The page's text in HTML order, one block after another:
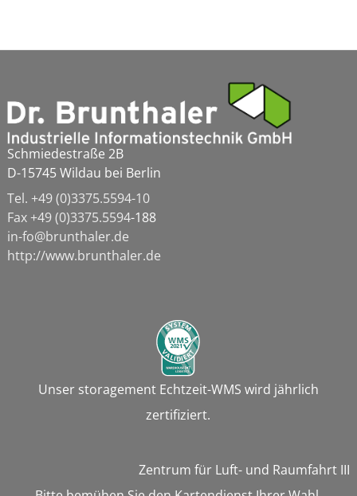
Schmiedestraße 2B
D-15745 Wildau bei Berlin
Tel. +49 (0)3375.5594-10
Fax +49 (0)3375.5594-188
in-fo@brunthaler.de
http://www.brunthaler.de
Unser storagement Echtzeit-WMS wird jährlich
zertifiziert.
Zentrum für Luft- und Raumfahrt III